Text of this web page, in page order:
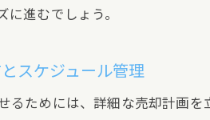
不動産売
に進むでしょう。
スケジュール管理
るためには、詳細な売却計画